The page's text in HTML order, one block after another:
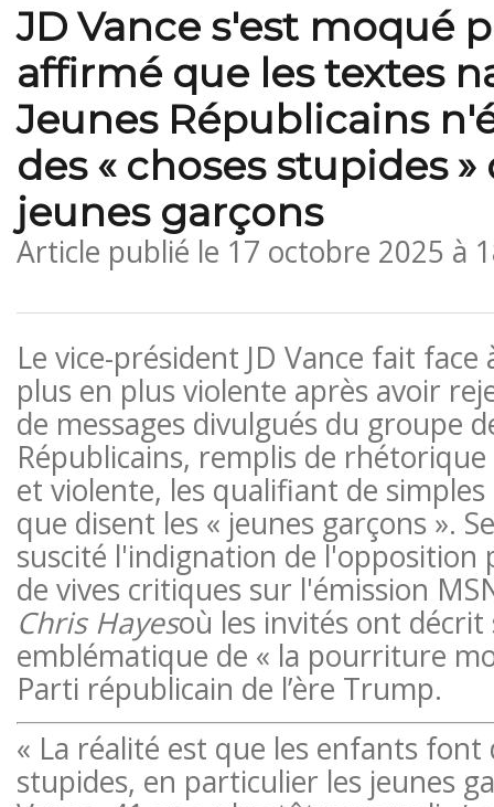
JD Vance s'est moqué
affirmé que les textes
Jeunes Républicains
des « choses stupides
jeunes garçons
Article publié le 17 octobre 2025 à
Le vice-président JD Vance fait
plus en plus violente après avoir
de messages divulgués du groupe
Républicains, remplis de
et violente, les qualifiant de simples
que disent les « jeunes garçons ».
suscité l'indignation de l'opposition
de vives critiques sur l'émission
Chris Hayesoù les invités ont décrit
emblématique de « la pourriture
Parti républicain de l’ère Trump.
« La réalité est que les enfants font
stupides, en particulier les jeunes